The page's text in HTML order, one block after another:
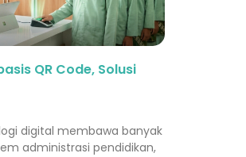
QR Code, Solusi
digital membawa banyak
administrasi pendidikan,